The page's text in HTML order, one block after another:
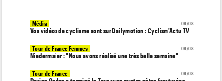
09/08
Média
Vos vidéos de cyclisme sont sur Dailymotion : Cyclism'Actu TV
09/08
Tour de France Femmes
Niedermaier : "Nous avons réalisé une très belle semaine"
09/08
Tour de France